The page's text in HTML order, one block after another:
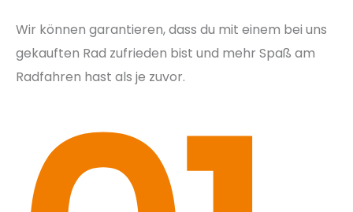
Wir können garantieren, dass du mit einem bei uns
gekauften Rad zufrieden bist und mehr Spaß am
Radfahren hast als je zuvor.